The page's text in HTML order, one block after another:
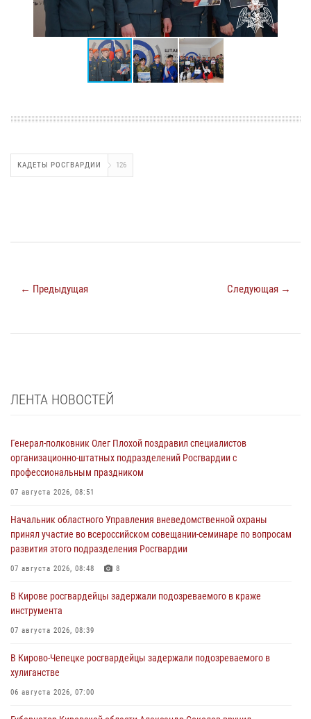
КАДЕТЫ РОСГВАРДИИ 126
← Предыдущая Следующая →
ЛЕНТА НОВОСТЕЙ
Генерал-полковник Олег Плохой поздравил специалистов
организационно-штатных подразделений Росгвардии с
профессиональным праздником
07 августа 2026, 08:51
Начальник областного Управления вневедомственной охраны
принял участие во всероссийском совещании-семинаре по вопросам
развития этого подразделения Росгвардии
07 августа 2026, 08:48 8
В Кирове росгвардейцы задержали подозреваемого в краже
инструмента
07 августа 2026, 08:39
В Кирово-Чепецке росгвардейцы задержали подозреваемого в
хулиганстве
06 августа 2026, 07:00